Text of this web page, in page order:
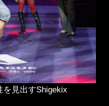
を見出すShigekix